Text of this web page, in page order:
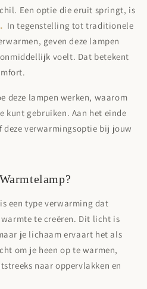
Een optie die eruit springt, is
In tegenstelling tot traditionele
geven deze lampen
voelt. Dat betekent
deze lampen werken, waarom
kunt gebruiken. Aan het einde
deze verwarmingsoptie bij jouw
een type verwarming dat
te creëren. Dit licht is
je lichaam ervaart het als
om je heen op te warmen,
naar oppervlakken en